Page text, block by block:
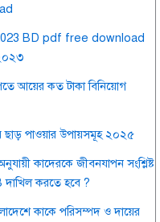
BD pdf free download
আয়ের কত টাকা বিনিয়োগ
ছাড় পাওয়ার উপায়সমূহ ২০২৫
কাদেরকে জীবনযাপন সংশ্লিষ্ট
দাখিল করতে হবে ?
কাকে পরিসম্পদ ও দায়ের